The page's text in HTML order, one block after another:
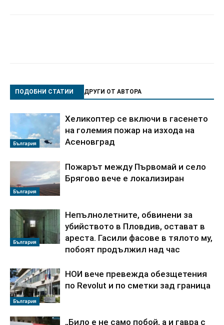
ПОДОБНИ СТАТИИ ДРУГИ ОТ АВТОРА
България
Хеликоптер се включи в гасенето
на големия пожар на изхода на
Асеновград
България
Пожарът между Първомай и село
Брягово вече е локализиран
България
Непълнолетните, обвинени за
убийството в Пловдив, остават в
ареста. Гасили фасове в тялото му,
побоят продължил над час
България
НОИ вече превежда обезщетения
по Revolut и по сметки зад граница
„Било е не само побой, а и гавра с